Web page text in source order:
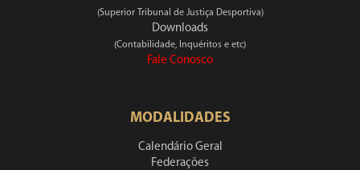
(Superior Tribunal de Justiça Desportiva)
Downloads
(Contabilidade, Inquéritos e etc)
Fale Conosco
MODALIDADES
Calendário Geral
Federações